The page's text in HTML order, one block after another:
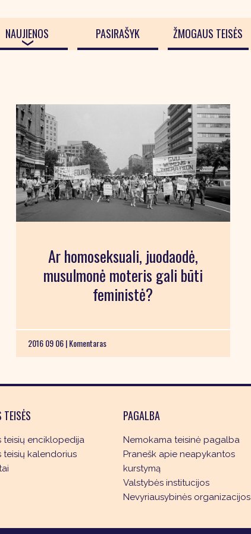
NAUJIENOS PASIRAŠYK ŽMOGAUS TEISĖS
Ar homoseksuali, juodaodė,
musulmonė moteris gali būti
feministė?
2016 09 06 |Komentaras
teisių enciklopedija
teisių kalendorius
PAGALBA
Nemokama teisinė pagalba
Pranešk apie neapykantos
kurstymą
Valstybės institucijos
Nevyriausybinės organizacijos